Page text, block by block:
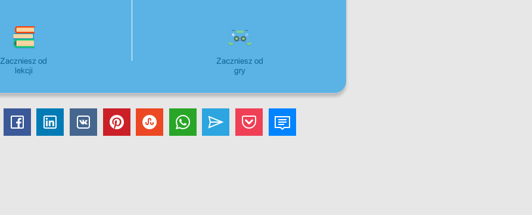
Zaczniesz od
lekcji
Zaczniesz od
gry